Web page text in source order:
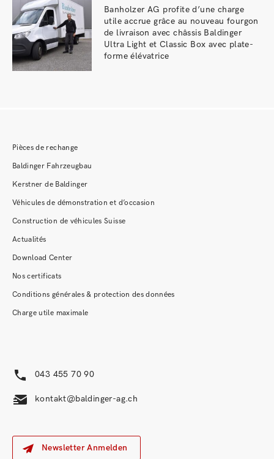
Banholzer AG profite d’une charge
utile accrue grâce au nouveau fourgon
de livraison avec châssis Baldinger
Ultra Light et Classic Box avec plate-
forme élévatrice
Pièces de rechange
Baldinger Fahrzeugbau
Kerstner de Baldinger
Véhicules de démonstration et d’occasion
Construction de véhicules Suisse
Actualités
Download Center
Nos certificats
Conditions générales & protection des données
Charge utile maximale
043 455 70 90
kontakt@baldinger-ag.ch
Newsletter Anmelden